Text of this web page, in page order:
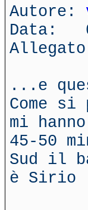
Autore:
Data:
...e
Come
mi
45-50
Sud il
è Sirio